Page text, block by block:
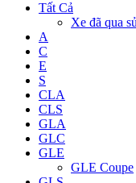
Tất Cả
Xe đã qua
A
C
E
S
CLA
CLS
GLA
GLC
GLE
GLE Coupe